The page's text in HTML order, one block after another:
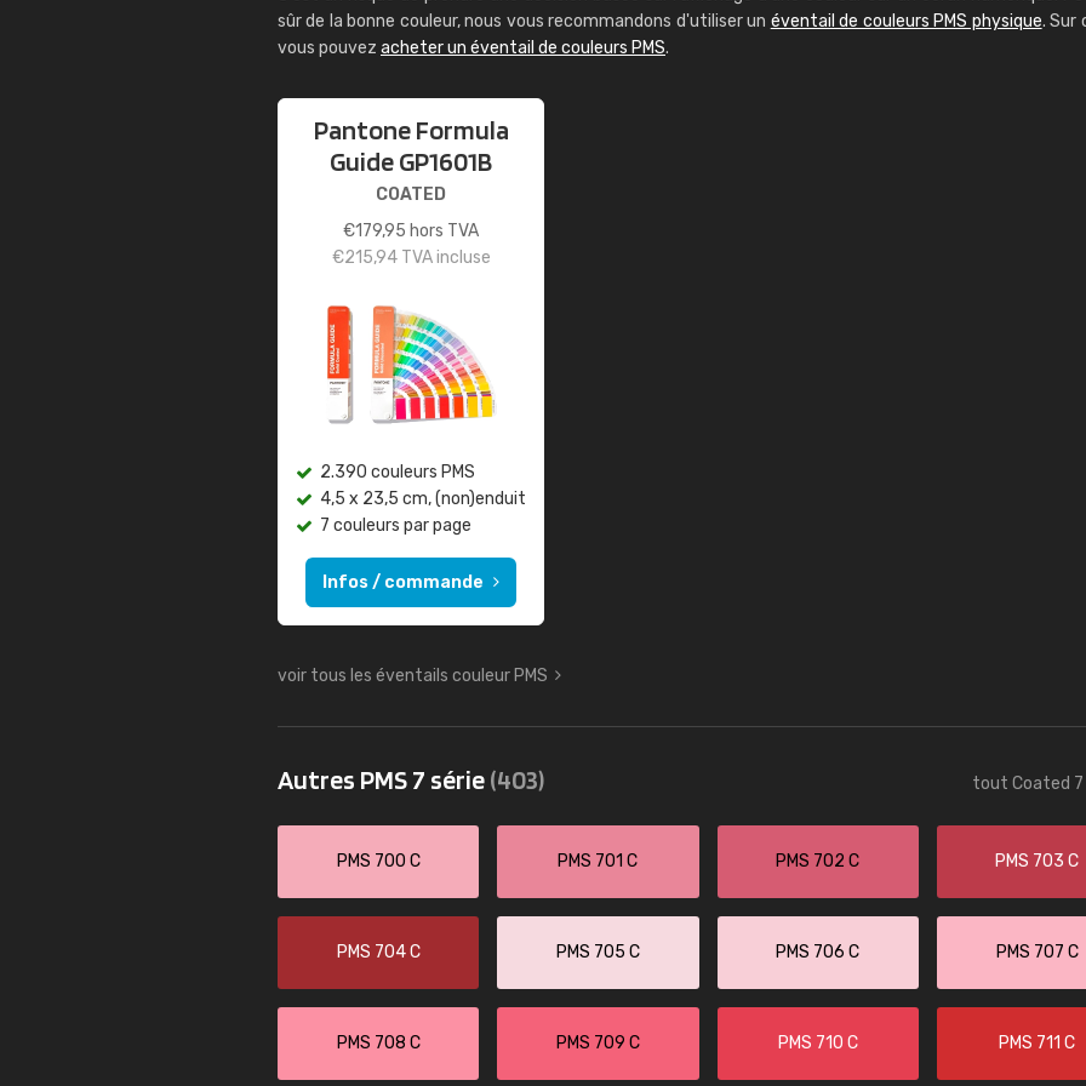
sûr de la bonne couleur, nous vous recommandons d'utiliser un éventail de couleurs PMS physique. Sur
vous pouvez acheter un éventail de couleurs PMS.
Pantone Formula
Guide GP1601B
COATED
€179,95 hors TVA
€215,94TVA incluse
2.390 couleurs PMS
4,5 x 23,5 cm, (non)enduit
7 couleurs par page
Infos / commande
voir tous les éventails couleur PMS
Autres PMS 7 série(403) tout Coated 7
PMS 700 C PMS 701 C PMS 702 C PMS 703 C
PMS 704 C PMS 705 C PMS 706 C PMS 707 C
PMS 708 C PMS 709 C PMS 710 C PMS 711 C